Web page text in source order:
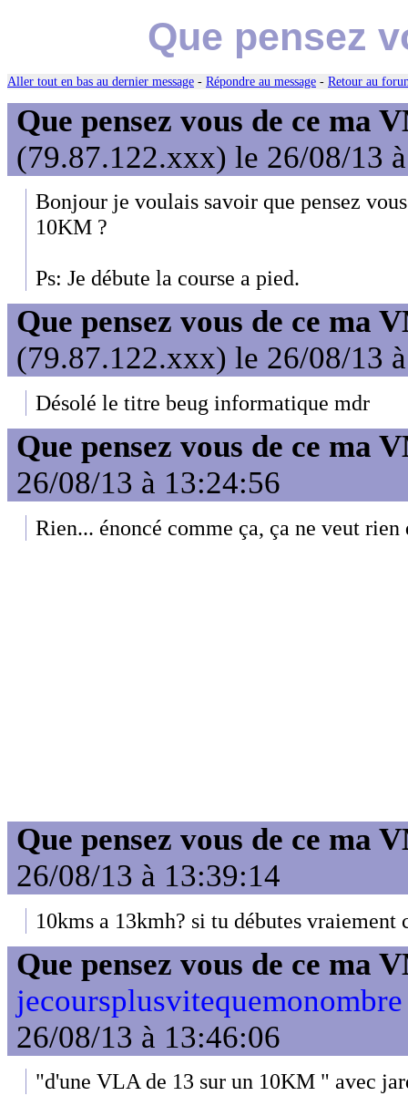
Que pensez
Aller tout en bas au dernier message - Répondre au message - Retour au
Que pensez vous de ce ma
(79.87.122.xxx) le 26/08/13
Bonjour je voulais savoir que pensez
10KM ?
Ps: Je débute la course a pied.
Que pensez vous de ce ma
(79.87.122.xxx) le 26/08/13
Désolé le titre beug informatique mdr
Que pensez vous de ce ma
26/08/13 à 13:24:56
Rien... énoncé comme ça, ça ne veut rien
Que pensez vous de ce ma
26/08/13 à 13:39:14
10kms a 13kmh? si tu débutes vraiement
Que pensez vous de ce ma
26/08/13 à 13:46:06
"d'une VLA de 13 sur un 10KM " avec